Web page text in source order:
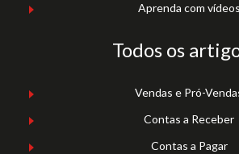
Aprenda com vídeos
Todos os
Vendas e Pró-
Contas a Receber
Contas a Pagar